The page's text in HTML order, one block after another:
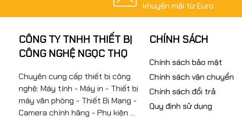
khuyến mãi từ Euro
CÔNG TY TNHH THIẾT BỊ
CÔNG NGHỆ NGỌC THỌ
Chuyên cung cấp thiết bị công
nghệ: Máy tính - Máy in - Thiết bị
máy văn phòng - Thiết Bị Mạng -
Camera chính hãng - Phụ kiện ...
CHÍNH SÁCH
Chính sách bảo mật
Chính sách vận chuyển
Chính sách đổi trả
Quy định sử dụng